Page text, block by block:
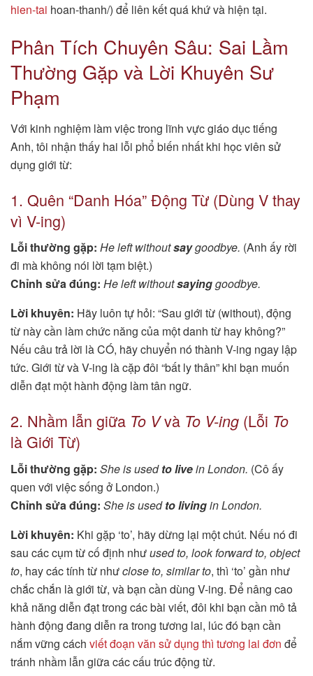
hien-tai hoan-thanh/) để liên kết quá khứ và hiện tại.
Phân Tích Chuyên Sâu: Sai Lầm
Thường Gặp và Lời Khuyên Sư
Phạm
Với kinh nghiệm làm việc trong lĩnh vực giáo dục tiếng
Anh, tôi nhận thấy hai lỗi phổ biến nhất khi học viên sử
dụng giới từ:
1. Quên “Danh Hóa” Động Từ (Dùng V thay
vì V-ing)
Lỗi thường gặp: He left withoutsaygoodbye. (Anh ấy rời
đi mà không nói lời tạm biệt.)
Chỉnh sửa đúng: He left withoutsayinggoodbye.
Lời khuyên: Hãy luôn tự hỏi: “Sau giới từ (without), động
từ này cần làm chức năng của một danh từ hay không?”
Nếu câu trả lời là CÓ, hãy chuyển nó thành V-ing ngay lập
tức. Giới từ và V-ing là cặp đôi “bất ly thân” khi bạn muốn
diễn đạt một hành động làm tân ngữ.
2. Nhầm lẫn giữa To Vvà To V-ing (Lỗi To
là Giới Từ)
Lỗi thường gặp: She is usedto livein London. (Cô ấy
quen với việc sống ở London.)
Chỉnh sửa đúng: She is usedto livingin London.
Lời khuyên: Khi gặp ‘to’, hãy dừng lại một chút. Nếu nó đi
sau các cụm từ cố định nhưused to, look forward to, object
to, hay các tính từ nhưclose to, similar to, thì ‘to’ gần như
chắc chắn là giới từ, và bạn cần dùng V-ing. Để nâng cao
khả năng diễn đạt trong các bài viết, đôi khi bạn cần mô tả
hành động đang diễn ra trong tương lai, lúc đó bạn cần
nắm vững cách viết đoạn văn sử dụng thì tương lai đơn để
tránh nhầm lẫn giữa các cấu trúc động từ.